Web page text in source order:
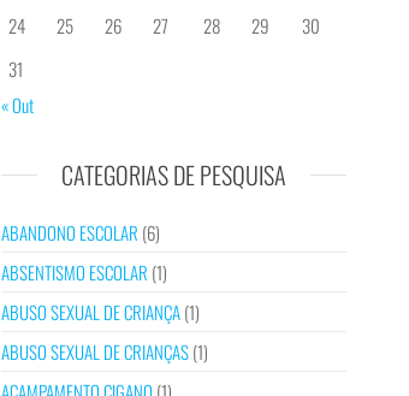
24
25 26 27 28 29
30
31
« Out
CATEGORIAS DE PESQUISA
ABANDONO ESCOLAR (6)
ABSENTISMO ESCOLAR (1)
ABUSO SEXUAL DE CRIANÇA(1)
ABUSO SEXUAL DE CRIANÇAS(1)